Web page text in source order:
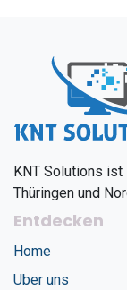
KNT Solutions
Thüringen und
Entdecken
Home
Uber uns